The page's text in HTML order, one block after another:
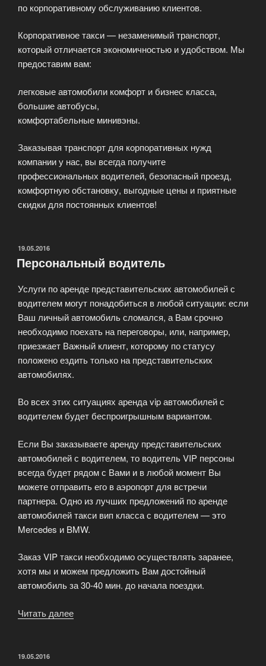
по корпоративному обслуживанию клиентов.
Корпоративное такси — незаменимый транспорт,
который отличается экономичностью и удобством. Мы
предоставим вам:
легковые автомобили комфорт и бизнес класса,
большие автобусы,
комфортабельные минивэны.
Заказывая транспорт для корпоративных нужд
компании у нас, вы всегда получите
профессиональных водителей, безопасный проезд,
комфортную обстановку, выгодные цены и приятные
скидки для постоянных клиентов!
ОПУБЛИКОВАНО
19.05.2016
Персональный водитель
Услуги по аренде представительских автомобилей с
водителем могут понадобиться в любой ситуации: если
Ваш личный автомобиль сломался, а Вам срочно
необходимо поехать на переговоры, или, например,
приезжает Важный клиент, которому по статусу
положено ездить только на представительских
автомобилях.
Во всех этих ситуациях аренда vip автомобилей с
водителем будет беспроигрышным вариантом.
Если Вы заказываете аренду представительских
автомобилей с водителем, то водитель VIP персоны
всегда будет рядом с Вами и в любой момент Вы
можете отправить его в аэропорт для встречи
партнера. Одно из лучших предложений по аренде
автомобилей такси вип класса с водителем — это
Mercedes и BMW.
Заказ VIP такси необходимо осуществлять заранее,
хотя мы и можем предложить Вам достойный
автомобиль за 30-40 мин. до начала поездки.
Читать далее
ОПУБЛИКОВАНО
19.05.2016